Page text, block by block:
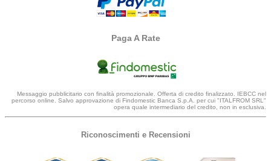
Paga A Rate
Messaggio pubblicitario con finalità promozionale. Offerta di credito finalizzato. IEBCC nel
percorso online. Salvo approvazione di Findomestic Banca S.p.A. per cui "ITALFROM SRL"
opera quale intermediario del credito, non in esclusiva.
Riconoscimenti e Recensioni